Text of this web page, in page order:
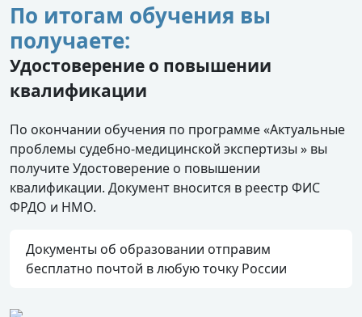
По итогам обучения вы
получаете:
Удостоверение о повышении
квалификации
По окончании обучения по программе «Актуальные
проблемы судебно-медицинской экспертизы » вы
получите Удостоверение о повышении
квалификации. Документ вносится в реестр ФИС
ФРДО и НМО.
Документы об образовании отправим
бесплатно почтой в любую точку России